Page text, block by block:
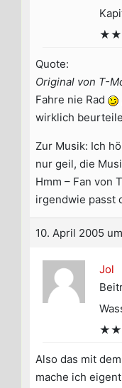
Quote:
Original von T-
Fahre nie Rad
wirklich
Zur Musik: Ich
nur geil, die
Hmm – Fan von
irgendwie passt
10. April 2005
Jol
Also das mit
mache ich